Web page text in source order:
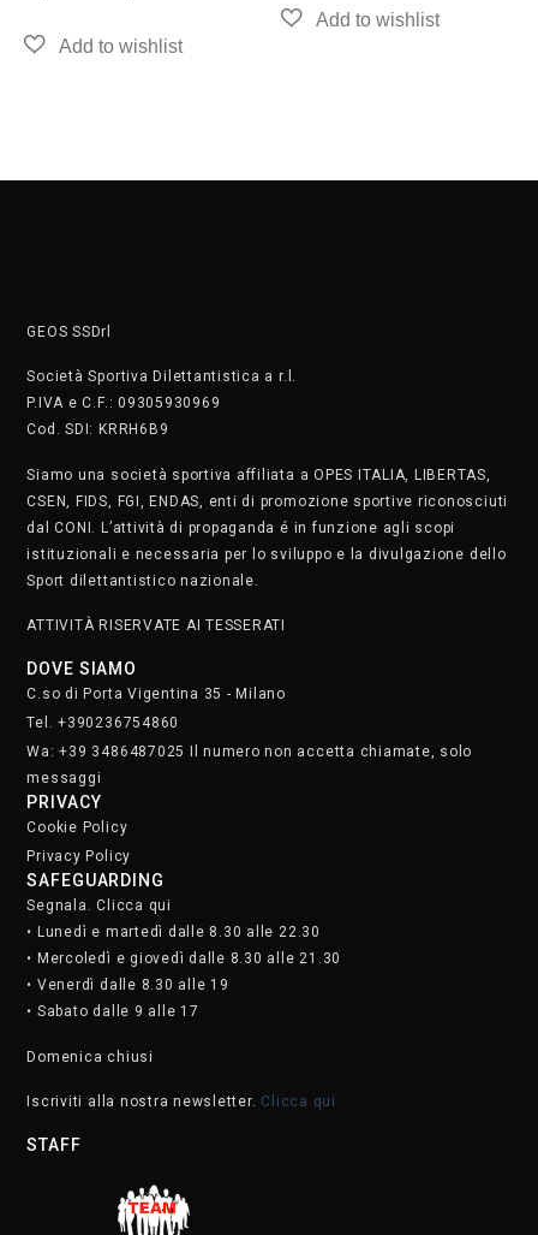
GEOS SSDrl
Società Sportiva Dilettantistica a r.l.
P.IVA e C.F.: 09305930969
Cod. SDI: KRRH6B9
Siamo una società sportiva affiliata a OPES ITALIA, LIBERTAS,
CSEN, FIDS, FGI, ENDAS, enti di promozione sportive riconosciuti
dal CONI. L’attività di propaganda é in funzione agli scopi
istituzionali e necessaria per lo sviluppo e la divulgazione dello
Sport dilettantistico nazionale.
ATTIVITÀ RISERVATE AI TESSERATI
DOVE SIAMO
C.so di Porta Vigentina 35 - Milano
Tel. +390236754860
Wa: +39 3486487025 Il numero non accetta chiamate, solo
messaggi
PRIVACY
Cookie Policy
Privacy Policy
SAFEGUARDING
Segnala. Clicca qui
• Lunedì e martedì dalle 8.30 alle 22.30
• Mercoledì e giovedì dalle 8.30 alle 21.30
• Venerdì dalle 8.30 alle 19
• Sabato dalle 9 alle 17
Domenica chiusi
Iscriviti alla nostra newsletter. Clicca qui
STAFF